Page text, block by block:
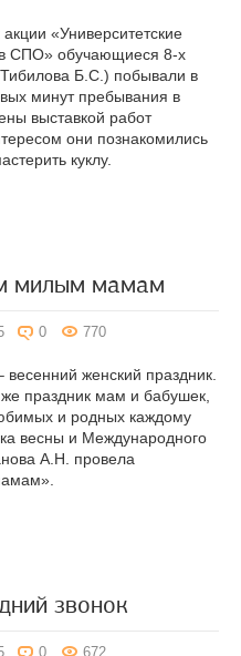
«Университетские
СПО» обучающиеся 8-х
Б.С.) побывали в
минут пребывания в
выставкой работ
они познакомились
куклу.
милым мамам
0 770
весенний женский праздник.
праздник мам и бабушек,
и родных каждому
весны и Международного
А.Н. провела
звонок
0 672